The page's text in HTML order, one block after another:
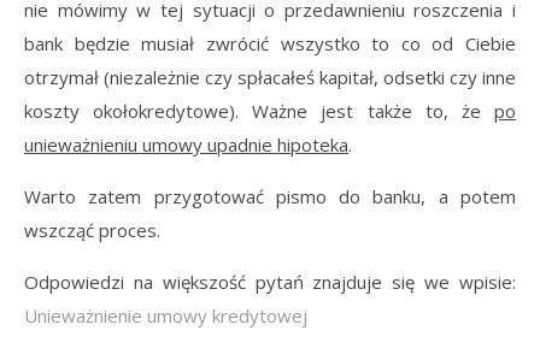
nie mówimy w tej sytuacji o przedawnieniu roszczenia i
bank będzie musiał zwrócić wszystko to co od Ciebie
otrzymał (niezależnie czy spłacałeś kapitał, odsetki czy inne
koszty okołokredytowe). Ważne jest także to, że po
unieważnieniu umowy upadnie hipoteka.
Warto zatem przygotować pismo do banku, a potem
wszcząć proces.
Odpowiedzi na większość pytań znajduje się we wpisie:
Unieważnienie umowy kredytowej